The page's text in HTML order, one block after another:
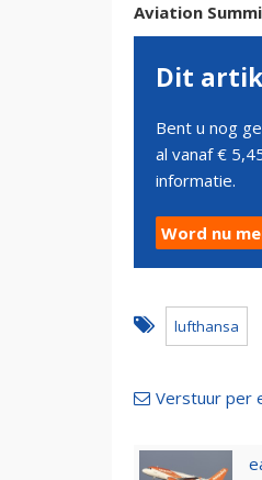
Aviation
Dit
Bent u nog
al vanaf €
informatie.
Word nu
lufthansa
Verstuur per